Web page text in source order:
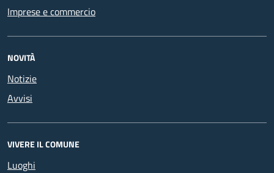
Imprese e commercio
NOVITÀ
Notizie
Avvisi
VIVERE IL COMUNE
Luoghi